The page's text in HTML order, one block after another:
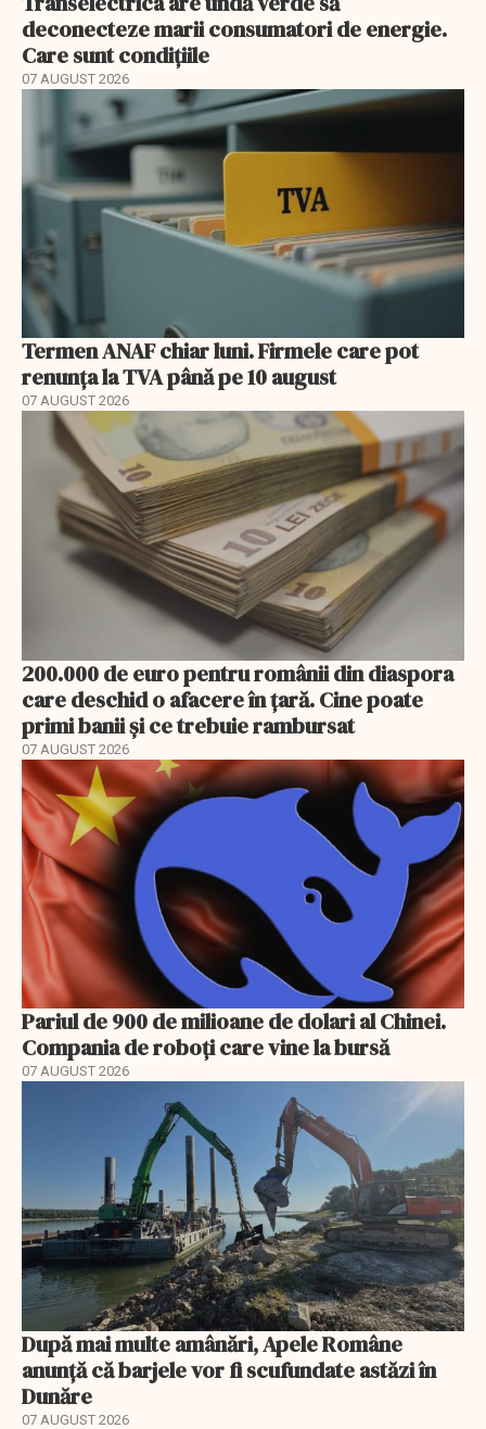
deconecteze marii consumatori de energie.
Care sunt condițiile
07 AUGUST 2026
Termen ANAF chiar luni. Firmele care pot
renunța la TVA până pe 10 august
07 AUGUST 2026
200.000 de euro pentru românii din diaspora
care deschid o afacere în țară. Cine poate
primi banii și ce trebuie rambursat
07 AUGUST 2026
Pariul de 900 de milioane de dolari al Chinei.
Compania de roboți care vine la bursă
07 AUGUST 2026
După mai multe amânări, Apele Române
anunță că barjele vor fi scufundate astăzi în
Dunăre
07 AUGUST 2026